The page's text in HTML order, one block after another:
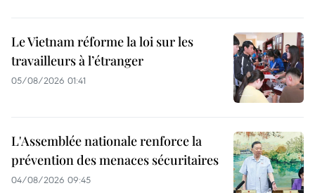
Le Vietnam réforme la loi sur les
travailleurs à l’étranger
05/08/2026 01:41
L'Assemblée nationale renforce la
prévention des menaces sécuritaires
04/08/2026 09:45